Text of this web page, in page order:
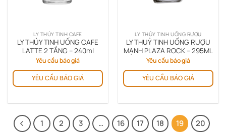
LY THỦY TINH CAFE
LY THỦY TINH UỐNG CAFE
LATTE 2 TẦNG – 240ml
Yêu cầu báo giá
YÊU CẦU BÁO GIÁ
LY THỦY TINH UỐNG RƯỢU
LY THUỶ TINH UỐNG RƯỢU
MẠNH PLAZA ROCK – 295ML
Yêu cầu báo giá
YÊU CẦU BÁO GIÁ
1 2 3 … 16 17 18 19
20